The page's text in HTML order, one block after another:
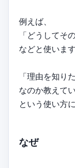
例えば、
「どうしてそ
などと使います
「理由を知り
なのか教えて
という使い方
なぜ